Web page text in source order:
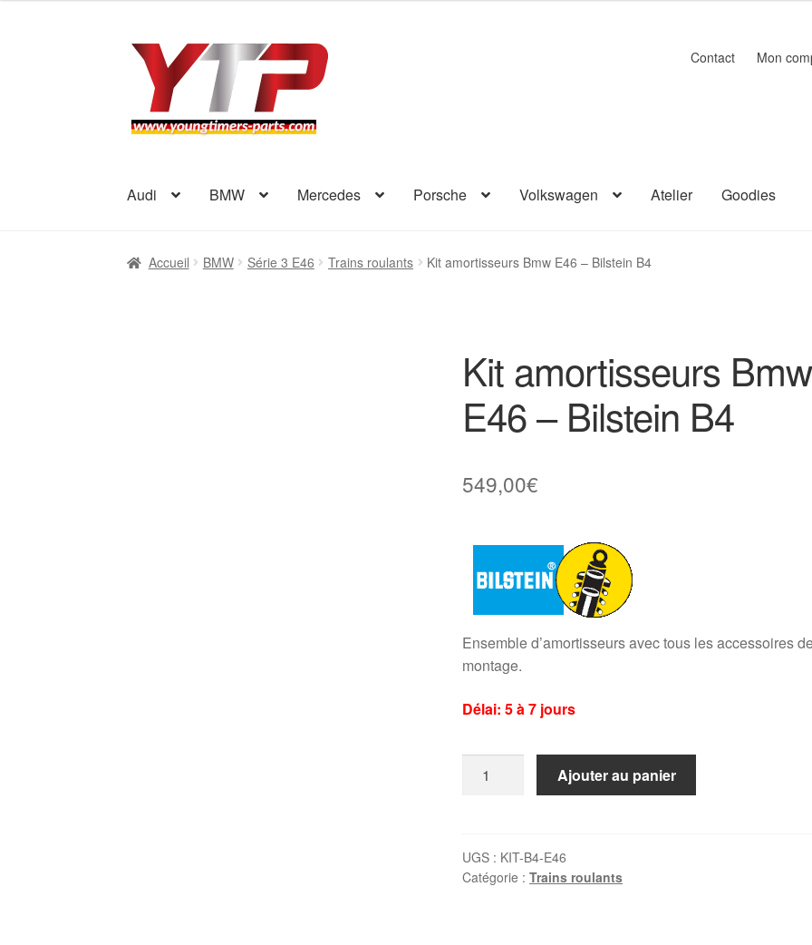
Aller
navigation
Aller
contenu
Contact Mon
Audi BMW Mercedes Porsche Volkswagen Atelier Goodies
Accueil BMW Série 3 E46 Trains roulants Kit amortisseurs Bmw E46 – Bilstein B4
Kit amortisseurs Bmw
E46 – Bilstein B4
549,00€
Ensemble d’amortisseurs avec tous les accessoires
montage.
Délai: 5 à 7 jours
Bmw
E46
Ajouter au panier
UGS : KIT-B4-E46
Catégorie :Trains roulants